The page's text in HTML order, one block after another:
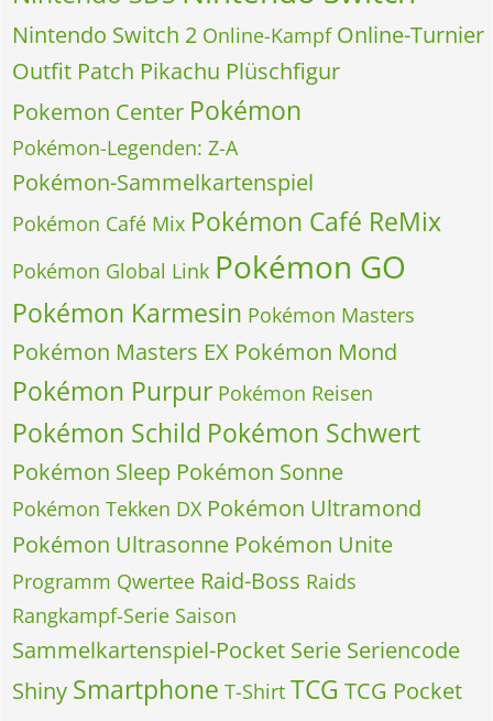
Nintendo Switch 2 Online-Kampf Online-Turnier
Outfit Patch Pikachu Plüschfigur
Pokemon Center Pokémon
Pokémon-Legenden: Z-A
Pokémon-Sammelkartenspiel
Pokémon Café Mix Pokémon Café ReMix
Pokémon Global Link Pokémon GO
Pokémon Karmesin Pokémon Masters
Pokémon Masters EX Pokémon Mond
Pokémon Purpur Pokémon Reisen
Pokémon Schild Pokémon Schwert
Pokémon Sleep Pokémon Sonne
Pokémon Tekken DX Pokémon Ultramond
Pokémon Ultrasonne Pokémon Unite
Programm Qwertee Raid-Boss Raids
Rangkampf-Serie Saison
Sammelkartenspiel-Pocket Serie Seriencode
Shiny Smartphone T-Shirt TCG TCG Pocket